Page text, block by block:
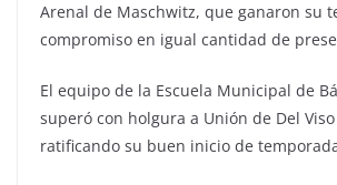
Arenal de Maschwitz, que ganaron su
compromiso en igual cantidad de
El equipo de la Escuela Municipal de
superó con holgura a Unión de Del
ratificando su buen inicio de